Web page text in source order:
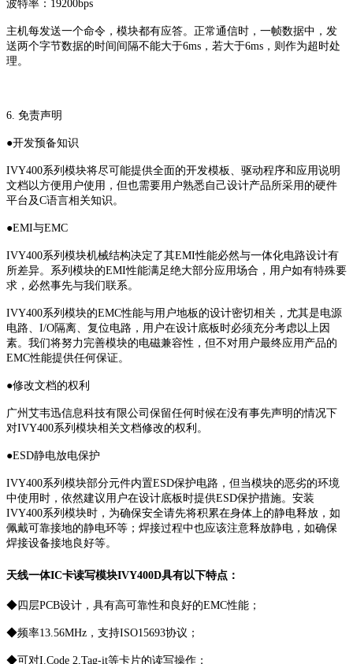
波特率：19200bps
主机每发送一个命令，模块都有应答。正常通信时，一帧数据中，发
送两个字节数据的时间间隔不能大于6ms，若大于6ms，则作为超时处
理。
6. 免责声明
●开发预备知识
IVY400系列模块将尽可能提供全面的开发模板、驱动程序和应用说明
文档以方便用户使用，但也需要用户熟悉自己设计产品所采用的硬件
平台及C语言相关知识。
●EMI与EMC
IVY400系列模块机械结构决定了其EMI性能必然与一体化电路设计有
所差异。系列模块的EMI性能满足绝大部分应用场合，用户如有特殊要
求，必然事先与我们联系。
IVY400系列模块的EMC性能与用户地板的设计密切相关，尤其是电源
电路、I/O隔离、复位电路，用户在设计底板时必须充分考虑以上因
素。我们将努力完善模块的电磁兼容性，但不对用户最终应用产品的
EMC性能提供任何保证。
●修改文档的权利
广州艾韦迅信息科技有限公司保留任何时候在没有事先声明的情况下
对IVY400系列模块相关文档修改的权利。
●ESD静电放电保护
IVY400系列模块部分元件内置ESD保护电路，但当模块的恶劣的环境
中使用时，依然建议用户在设计底板时提供ESD保护措施。安装
IVY400系列模块时，为确保安全请先将积累在身体上的静电释放，如
佩戴可靠接地的静电环等；焊接过程中也应该注意释放静电，如确保
焊接设备接地良好等。
天线一体IC卡读写模块IVY400D具有以下特点：
◆四层PCB设计，具有高可靠性和良好的EMC性能；
◆频率13.56MHz，支持ISO15693协议；
◆可对I.Code 2,Tag-it等卡片的读写操作；